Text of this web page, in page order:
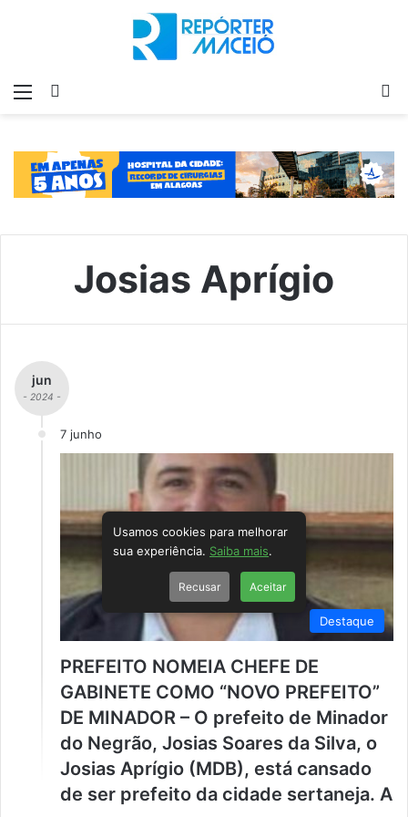
Menu
Josias Aprígio
jun
- 2024 -
7 junho
Destaque
PREFEITO NOMEIA CHEFE DE
GABINETE COMO “NOVO PREFEITO”
DE MINADOR – O prefeito de Minador
do Negrão, Josias Soares da Silva, o
Josias Aprígio (MDB), está cansado
de ser prefeito da cidade sertaneja. A
Usamos cookies para melhorar
sua experiência. Saiba mais.
Recusar Aceitar